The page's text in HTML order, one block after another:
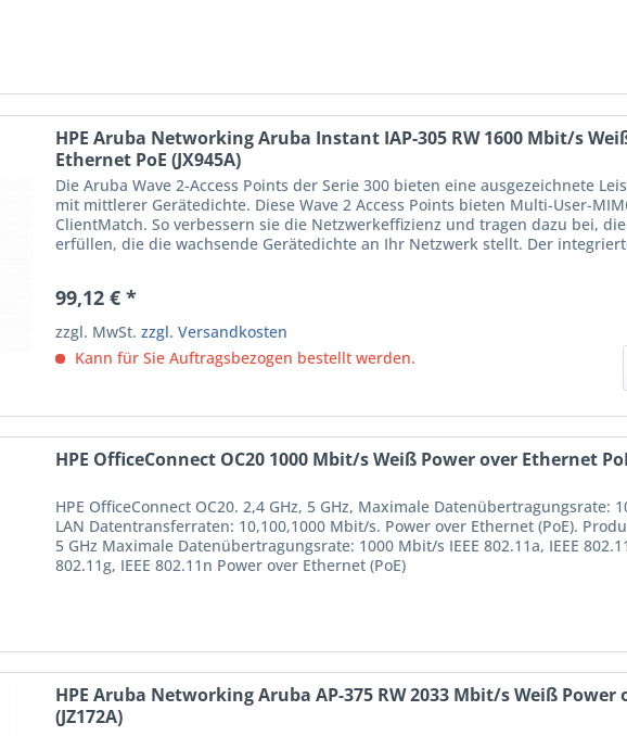
HPE Aruba Networking Aruba Instant IAP-305 RW 1600 Mbit/s
Ethernet PoE (JX945A)
Die Aruba Wave 2-Access Points der Serie 300 bieten eine ausgezeichnete
mit mittlerer Gerätedichte. Diese Wave 2 Access Points bieten Multi-User-
ClientMatch. So verbessern sie die Netzwerkeffizienz und tragen dazu bei,
erfüllen, die die wachsende Gerätedichte an Ihr Netzwerk stellt. Der
99,12 € *
zzgl. MwSt.zzgl. Versandkosten
Kann für Sie Auftragsbezogen bestellt werden.
HPE OfficeConnect OC20 1000 Mbit/s Weiß Power over Ethernet
HPE OfficeConnect OC20. 2,4 GHz, 5 GHz, Maximale Datenübertragungsrate:
LAN Datentransferraten: 10,100,1000 Mbit/s. Power over Ethernet (PoE).
5 GHz Maximale Datenübertragungsrate: 1000 Mbit/s IEEE 802.11a, IEEE
802.11g, IEEE 802.11n Power over Ethernet (PoE)
HPE Aruba Networking Aruba AP-375 RW 2033 Mbit/s Weiß Power
(JZ172A)